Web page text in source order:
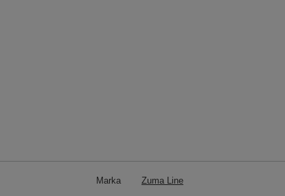
Marka Zuma Line